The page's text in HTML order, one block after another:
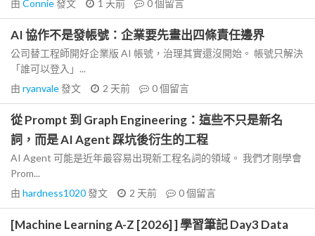
由 Connie發文 1 天前 0個留言
AI 協作不是發帳號：企業要先畫出四條責任邊界
公司替工程師開好企業版 AI 帳號，治理其實還沒開始。 帳號只解決
「誰可以登入」...
由 ryanvale發文 2 天前 0個留言
從 Prompt 到 Graph Engineering：這些不只是新名
詞，而是 AI Agent 踩坑後衍生的工程
AI Agent 可能是近年最容易出現新工程名詞的領域。 我們才剛學會
Prom...
由 hardness1020發文 2 天前 0個留言
[Machine Learning A-Z [2026] ] 學習筆記 Day3 Data